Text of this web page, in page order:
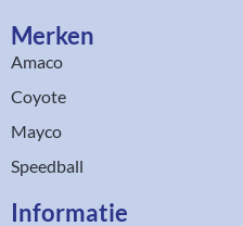
Merken
Amaco
Coyote
Mayco
Speedball
Informatie